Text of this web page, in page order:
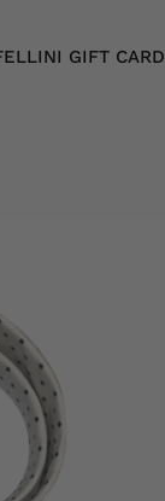
GIFT CARD